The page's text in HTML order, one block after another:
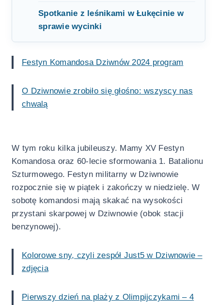
Spotkanie z leśnikami w Łukęcinie w
sprawie wycinki
Festyn Komandosa Dziwnów 2024 program
O Dziwnowie zrobiło się głośno: wszyscy nas
chwalą
W tym roku kilka jubileuszy. Mamy XV Festyn
Komandosa oraz 60-lecie sformowania 1. Batalionu
Szturmowego. Festyn militarny w Dziwnowie
rozpocznie się w piątek i zakończy w niedzielę. W
sobotę komandosi mają skakać na wysokości
przystani skarpowej w Dziwnowie (obok stacji
benzynowej).
Kolorowe sny, czyli zespół Just5 w Dziwnowie –
zdjęcia
Pierwszy dzień na plaży z Olimpijczykami – 4